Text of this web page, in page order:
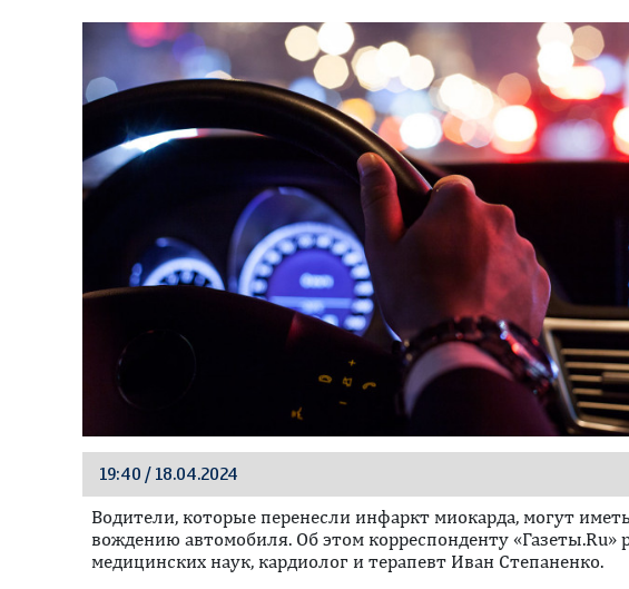
19:40 / 18.04.2024
Водители, которые перенесли инфаркт миокарда, могут
вождению автомобиля. Об этом корреспонденту «Газеты.Ru»
медицинских наук, кардиолог и терапевт Иван Степаненко.